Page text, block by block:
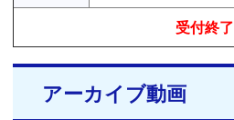
受付終了
アーカイブ動画